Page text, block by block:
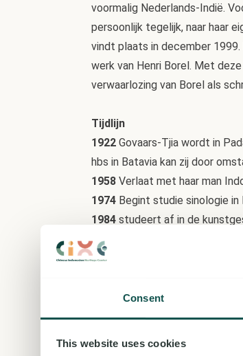
Consent
This website uses cookies
voormalig Nederlands-Indië.
persoonlijk tegelijk, naar haar
vindt plaats in december
werk van Henri Borel. Met
verwaarlozing van Borel als
Tijdlijn
1922Govaars-Tjia wordt in
hbs in Batavia kan zij door
1958Verlaat met haar man
1974Begint studie sinologie in
1984studeert af in de
1987
ongedateerd, mogelijk
Provoost: ‘Promoveren op 77-
de Cirkel’., NRC, 15 januari 2000,